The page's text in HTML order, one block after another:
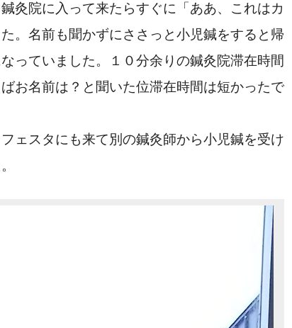
灸院に入って来たらすぐに「ああ、これはカ
。名前も聞かずにささっと小児鍼をすると帰
っていました。１０分余りの鍼灸院滞在時間
お名前は？と聞いた位滞在時間は短かったで
ェスタにも来て別の鍼灸師から小児鍼を受け